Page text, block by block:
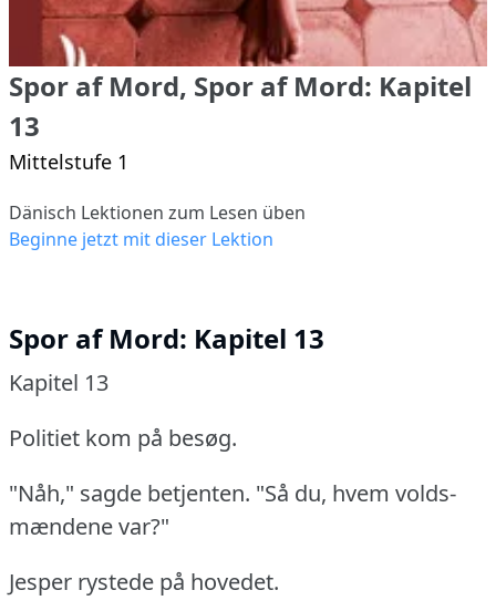
Spor af Mord, Spor af Mord: Kapitel
13
Mittelstufe 1
Dänisch Lektionen zum Lesen üben
Beginne jetzt mit dieser Lektion
Spor af Mord: Kapitel 13
Kapitel 13
Politiet kom på besøg.
"Nåh," sagde betjenten. "Så du, hvem volds-
mændene var?"
Jesper rystede på hovedet.